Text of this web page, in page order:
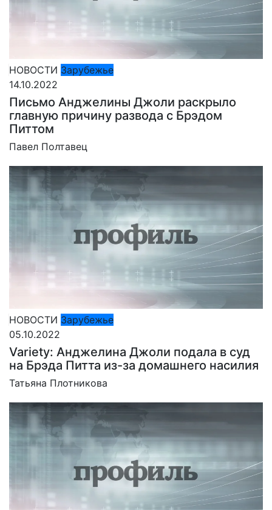
НОВОСТИ Зарубежье
14.10.2022
Письмо Анджелины Джоли раскрыло
главную причину развода с Брэдом
Питтом
Павел Полтавец
НОВОСТИ Зарубежье
05.10.2022
Variety: Анджелина Джоли подала в суд
на Брэда Питта из-за домашнего насилия
Татьяна Плотникова